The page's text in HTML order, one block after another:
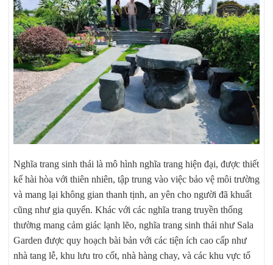
Nghĩa trang sinh thái là mô hình nghĩa trang hiện đại, được thiết
kế hài hòa với thiên nhiên, tập trung vào việc bảo vệ môi trường
và mang lại không gian thanh tịnh, an yên cho người đã khuất
cũng như gia quyến. Khác với các nghĩa trang truyền thống
thường mang cảm giác lạnh lẽo, nghĩa trang sinh thái như Sala
Garden được quy hoạch bài bản với các tiện ích cao cấp như
nhà tang lễ, khu lưu tro cốt, nhà hàng chay, và các khu vực tổ